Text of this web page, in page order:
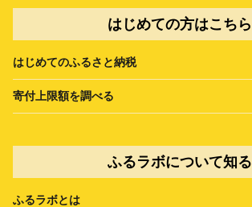
はじめての方はこちら
はじめてのふるさと納税
寄付上限額を調べる
ふるラボについて知る
ふるラボとは